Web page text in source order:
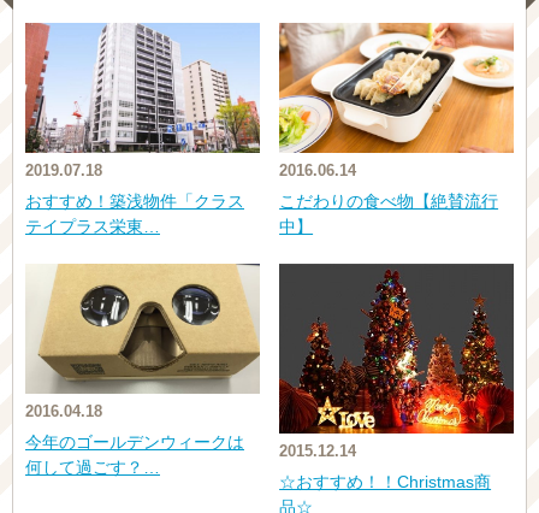
2019.07.18
おすすめ！築浅物件「クラス
テイプラス栄東…
2016.06.14
こだわりの食べ物【絶賛流行
中】
2016.04.18
今年のゴールデンウィークは
何して過ごす？…
2015.12.14
☆おすすめ！！Christmas商
品☆